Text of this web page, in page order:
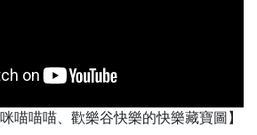
喵喵喵、歡樂谷快樂的快樂藏寶圖】